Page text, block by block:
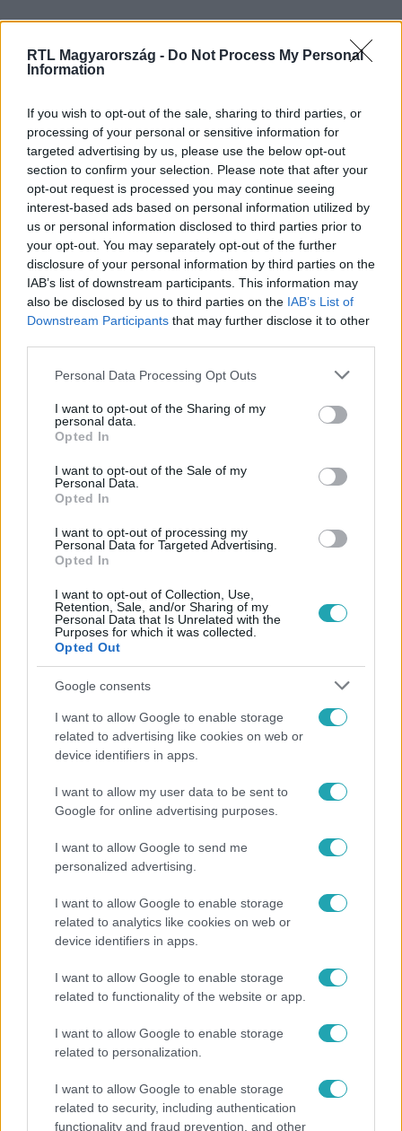
RTL Magyarország - Do Not Process My Personal
Information
If you wish to opt-out of the sale, sharing to third parties, or
processing of your personal or sensitive information for
targeted advertising by us, please use the below opt-out
section to confirm your selection. Please note that after your
opt-out request is processed you may continue seeing
interest-based ads based on personal information utilized by
us or personal information disclosed to third parties prior to
your opt-out. You may separately opt-out of the further
disclosure of your personal information by third parties on the
IAB’s list of downstream participants. This information may
also be disclosed by us to third parties on the IAB’s List of
Downstream Participants that may further disclose it to other
Please note that this website/app uses one or more Google
not limited to your visit or usage behaviour. You may click to
grant or deny consent to Google and its third-party tags to
use your data for below specified purposes in below Google
consent section.
Personal Data Processing Opt Outs
I want to opt-out of the Sharing of my
personal data.
Opted In
I want to opt-out of the Sale of my
Personal Data.
Opted In
I want to opt-out of processing my
Personal Data for Targeted Advertising.
Opted In
I want to opt-out of Collection, Use,
Retention, Sale, and/or Sharing of my
Personal Data that Is Unrelated with the
Purposes for which it was collected.
Opted Out
Google consents
I want to allow Google to enable storage
related to advertising like cookies on web or
device identifiers in apps.
I want to allow my user data to be sent to
Google for online advertising purposes.
I want to allow Google to send me
personalized advertising.
I want to allow Google to enable storage
related to analytics like cookies on web or
device identifiers in apps.
I want to allow Google to enable storage
related to functionality of the website or app.
I want to allow Google to enable storage
related to personalization.
I want to allow Google to enable storage
related to security, including authentication
functionality and fraud prevention, and other
Kövess minket, és értesülj a friss hírekről a
Facebookon is!
Követem
#KÜLFÖLD #IZRAEL #PALESZTIN #TÜNTETŐ
BROOKLYN RONGÁLÁS
#RENDŐRSÉG #MŰTÁRGY
Népszerű
Életmód
Elviselhetetlen a forróság a hálóban? Mutatjuk a
módszert, amivel klíma nélkül is lehűtheted
2:56
- ezekre panaszkodott a Fradi elnöke egy zártkörű
beszélgetésen